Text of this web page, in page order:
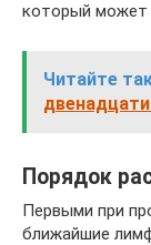
который может
Читайте
Порядок
Первыми при
ближайшие